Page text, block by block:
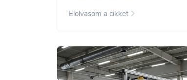
Elolvasom a cikket